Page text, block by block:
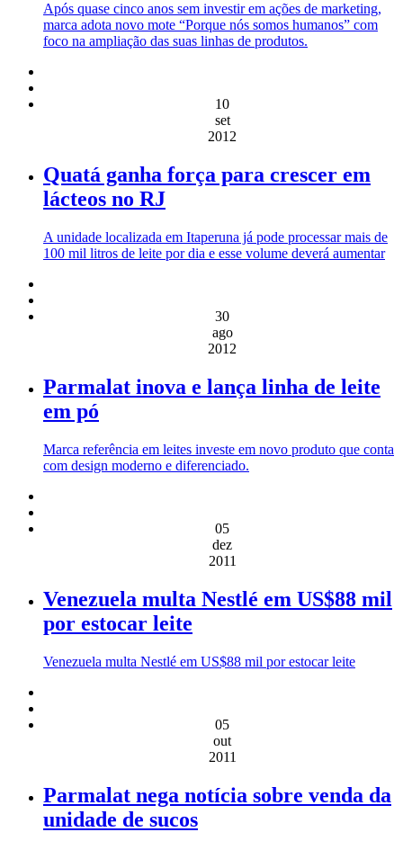
Após quase cinco anos sem investir em ações de marketing,
marca adota novo mote “Porque nós somos humanos” com
foco na ampliação das suas linhas de produtos.
10
set
2012
Quatá ganha força para crescer em
lácteos no RJ
A unidade localizada em Itaperuna já pode processar mais de
100 mil litros de leite por dia e esse volume deverá aumentar
30
ago
2012
Parmalat inova e lança linha de leite
em pó
Marca referência em leites investe em novo produto que conta
com design moderno e diferenciado.
05
dez
2011
Venezuela multa Nestlé em US$88 mil
por estocar leite
Venezuela multa Nestlé em US$88 mil por estocar leite
05
out
2011
Parmalat nega notícia sobre venda da
unidade de sucos